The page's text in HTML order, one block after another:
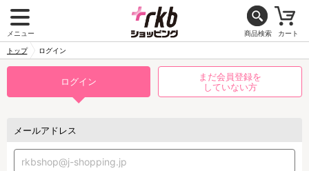
メニュー 商品検索 カート
トップ ログイン
ログイン
まだ会員登録を
していない方
メールアドレス